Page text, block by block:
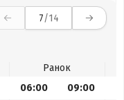
7/14
Ранок
06:00 09:00